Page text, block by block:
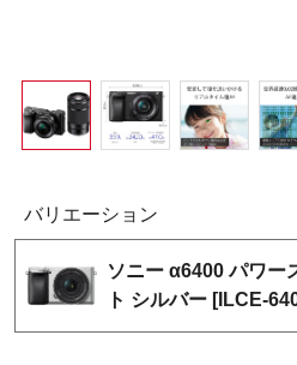
バリエーション
ソニー α6400 パワー
ト シルバー [ILCE-